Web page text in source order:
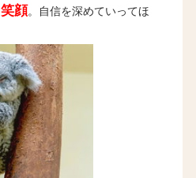
笑顔。自信を深めていってほ